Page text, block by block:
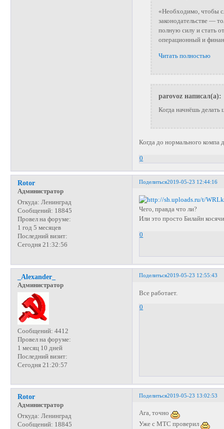
«Необходимо, чтобы
законодательстве —
полную силу и стать
операционный и
Читать полностью
parovoz написал(а):
Когда начнёшь делать
Когда до нормального компа
0
Поделиться2019-05-23 12:44:16
Rotor
Администратор
Откуда: Ленинград
Сообщений: 18845
Провел на форуме:
1 год 5 месяцев
Последний визит:
Сегодня 21:32:56
Чего, правда что ли?
Или это просто Билайн
0
Поделиться2019-05-23 12:55:43
_Alexander_
Администратор
Сообщений: 4412
Провел на форуме:
1 месяц 10 дней
Последний визит:
Сегодня 21:20:57
Все работает.
0
Поделиться2019-05-23 13:02:53
Rotor
Администратор
Откуда: Ленинград
Сообщений: 18845
Ага, точно
Уже с МТС проверил